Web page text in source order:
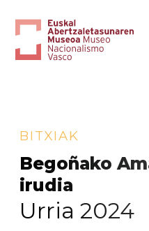
BITXIAK
Begoñako
irudia
Urria 2024